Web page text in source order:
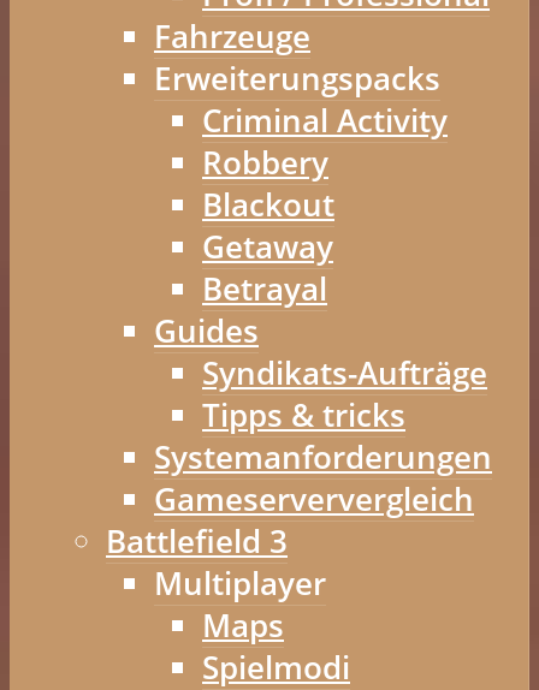
Fahrzeuge
Erweiterungspacks
Criminal Activity
Robbery
Blackout
Getaway
Betrayal
Guides
Syndikats-Aufträge
Tipps & tricks
Systemanforderungen
Gameserververgleich
Battlefield 3
Multiplayer
Maps
Spielmodi